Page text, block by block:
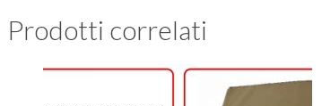
Prodotti correlati